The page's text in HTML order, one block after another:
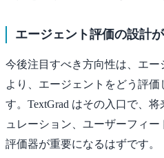
エージェント評価の設計
今後注目すべき方向性は、エ
より、エージェントをどう評
す。TextGrad はその入口で、
ュレーション、ユーザーフィ
評価器が重要になるはずです。